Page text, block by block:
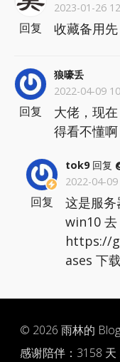
2023-01-26
收藏备用先
回复
狼嚎丢
2022-04-09
大佬，现
得看不懂啊
回复
tok9 回复
2022-04-
这是服务
win10 去
https://
ases 下
回复
© 2026 雨林的 Blog
感谢陪伴： 3158 天